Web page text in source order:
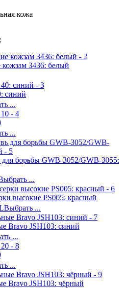
кожа
3436: белый
синий
...
...
борьбы GWB-3052/GWB-3055:
...
высокие PS005: красный
Выбрать ...
Bravo JSH103: синий
...
...
Bravo JSH103: чёрный